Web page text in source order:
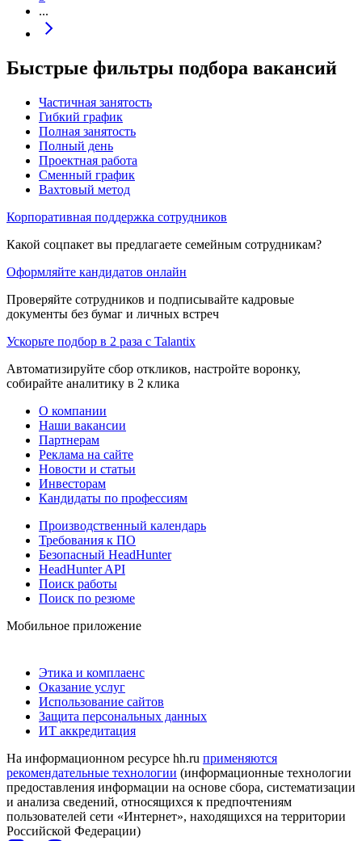
...
Быстрые фильтры подбора вакансий
Частичная занятость
Гибкий график
Полная занятость
Полный день
Проектная работа
Сменный график
Вахтовый метод
Корпоративная поддержка сотрудников
Какой соцпакет вы предлагаете семейным сотрудникам?
Оформляйте кандидатов онлайн
Проверяйте сотрудников и подписывайте кадровые
документы без бумаг и личных встреч
Ускорьте подбор в 2 раза с Talantix
Автоматизируйте сбор откликов, настройте воронку,
собирайте аналитику в 2 клика
О компании
Наши вакансии
Партнерам
Реклама на сайте
Новости и статьи
Инвесторам
Кандидаты по профессиям
Производственный календарь
Требования к ПО
Безопасный HeadHunter
HeadHunter API
Поиск работы
Поиск по резюме
Мобильное приложение
Этика и комплаенс
Оказание услуг
Использование сайтов
Защита персональных данных
ИТ аккредитация
На информационном ресурсе hh.ru применяются
рекомендательные технологии (информационные технологии
предоставления информации на основе сбора, систематизации
и анализа сведений, относящихся к предпочтениям
пользователей сети «Интернет», находящихся на территории
Российской Федерации)